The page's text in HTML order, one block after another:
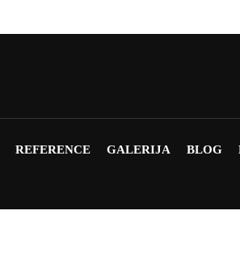
REFERENCE GALERIJA BLOG